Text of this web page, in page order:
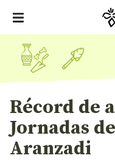
Récord de
Jornadas
Aranzadi